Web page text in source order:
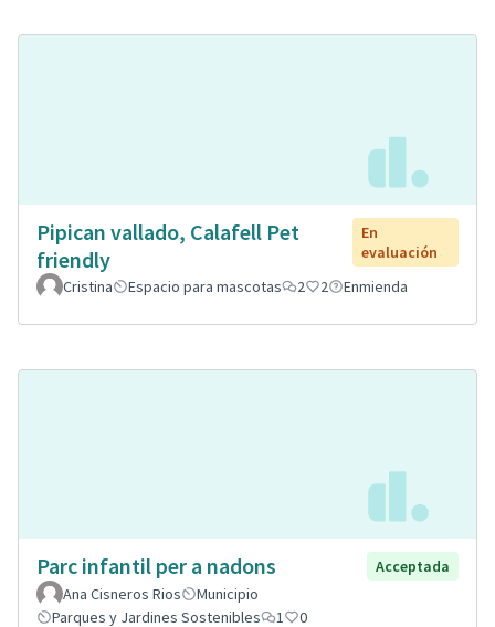
Pipican vallado, Calafell Pet
friendly
En
evaluación
Cristina
Espacio para mascotas 2 2 Enmienda
Parc infantil per a nadons
Acceptada
Ana Cisneros Rios
Municipio
Parques y Jardines Sostenibles
1 0